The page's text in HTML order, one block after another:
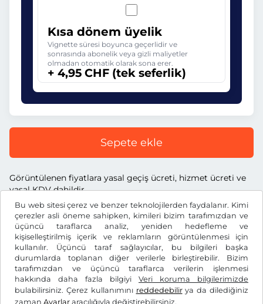
Bu web sitesi çerez ve benzer teknolojilerden faydalanır. Kimi
çerezler asli öneme sahipken, kimileri bizim tarafımızdan ve
üçüncü taraflarca analiz, yeniden hedefleme ve
kişiselleştirilmiş içerik ve reklamların görüntülenmesi için
kullanılır. Üçüncü taraf sağlayıcılar, bu bilgileri başka
durumlarda toplanan diğer verilerle birleştirebilir. Bizim
tarafımızdan ve üçüncü taraflarca verilerin işlenmesi
hakkında daha fazla bilgiyi Veri koruma bilgilerimizde
bulabilirsiniz. Çerez kullanımını reddedebilirya da dilediğiniz
zaman Ayarlar aracılığıyla değiştirebilirsiniz.
Kısa dönem üyelik
Vignette süresi boyunca geçerlidir ve
sonrasında abonelik veya gizli maliyetler
olmadan otomatik olarak sona erer.
+ 4,95 CHF (tek seferlik)
Sepete ekle
Görüntülenen fiyatlara yasal geçiş ücreti, hizmet ücreti ve
yasal KDV dahildir.
CHF
Facebook Instagram